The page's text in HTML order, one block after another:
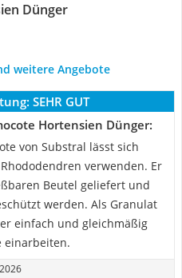
Dünger
weitere Angebote
SEHR GUT
Hortensien Dünger:
von Substral lässt sich
verwenden. Er
Beutel geliefert und
werden. Als Granulat
einfach und gleichmäßig
einarbeiten.